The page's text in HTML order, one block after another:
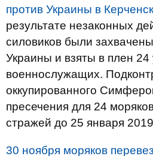
против Украины в
результате незаконных
силовиков были
Украины и взяты в плен 24
военнослужащих.
оккупированного
пресечения для 24
стражей до 25 января
30 ноября моряков